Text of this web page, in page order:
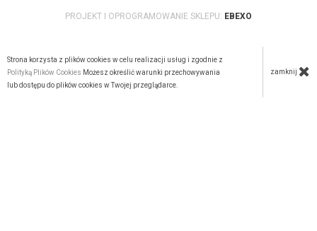
PROJEKT I OPROGRAMOWANIE SKLEPU: EBEXO
Strona korzysta z plików cookies w celu realizacji usług i zgodnie z
Polityką Plików Cookies Możesz określić warunki przechowywania
lub dostępu do plików cookies w Twojej przeglądarce.
zamknij